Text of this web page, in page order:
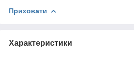
Приховати
Характеристики